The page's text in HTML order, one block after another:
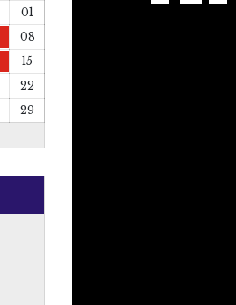
01
08
15
22
29